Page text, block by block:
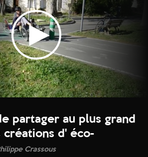
partager au plus grand
créations d' éco-
Crassous